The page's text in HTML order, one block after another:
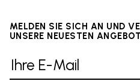
MELDEN SIE SICH AN UND
UNSERE NEUESTEN